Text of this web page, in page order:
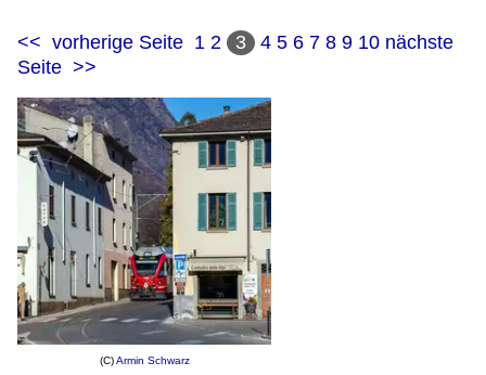
<< vorherige Seite 1 2 3 4 5 6 7 8 9 10 nächste
Seite >>
(C)Armin Schwarz